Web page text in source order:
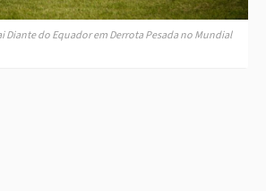
Diante do Equador em Derrota Pesada no Mundial